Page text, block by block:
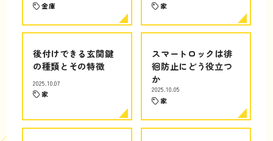
金庫 家
後付けできる玄関鍵
の種類とその特徴
2025.10.07
家
スマートロックは徘
徊防止にどう役立つ
か
2025.10.05
家